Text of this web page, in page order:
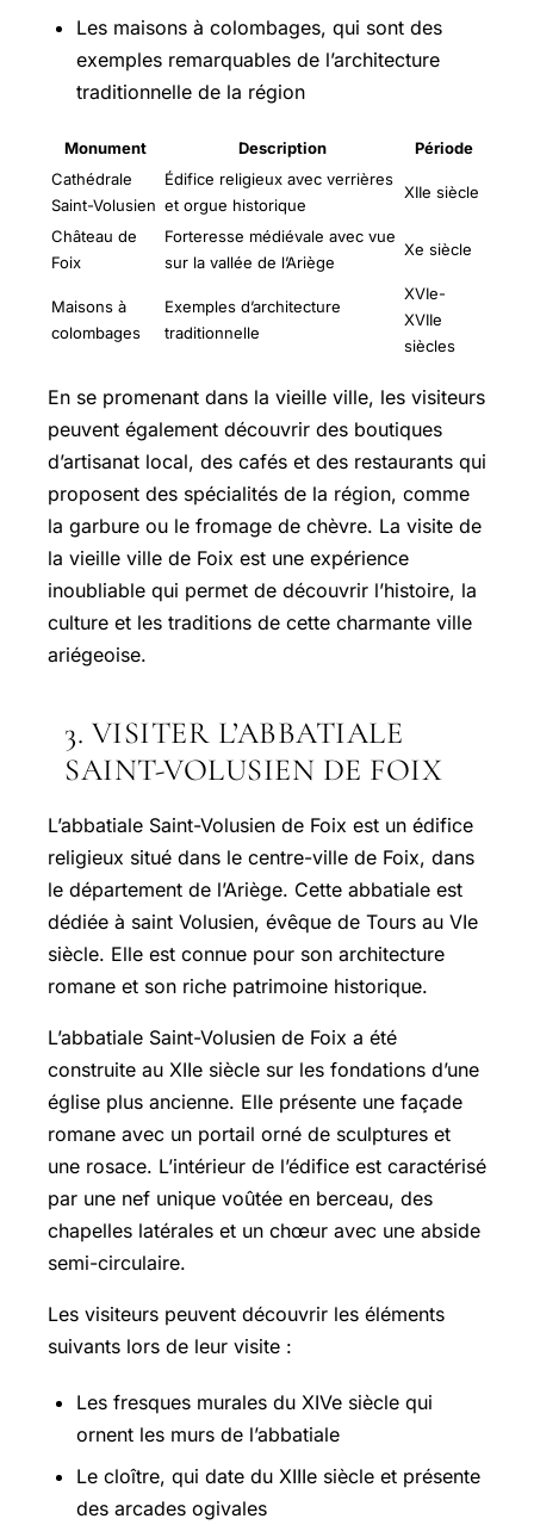
Les maisons à colombages, qui sont des
exemples remarquables de l’architecture
traditionnelle de la région
Monument Description
Période
Cathédrale
Saint-Volusien
Édifice religieux avec verrières
et orgue historique
XIIe siècle
Château de
Foix
Forteresse médiévale avec vue
sur la vallée de l’Ariège
Xe siècle
Maisons à
colombages
Exemples d’architecture
traditionnelle
XVIe-
XVIIe
siècles
En se promenant dans la vieille ville, les visiteurs
peuvent également découvrir des boutiques
d’artisanat local, des cafés et des restaurants qui
proposent des spécialités de la région, comme
la garbure ou le fromage de chèvre. La visite de
la vieille ville de Foix est une expérience
inoubliable qui permet de découvrir l’histoire, la
culture et les traditions de cette charmante ville
ariégeoise.
3. VISITER L’ABBATIALE
SAINT-VOLUSIEN DE FOIX
L’abbatiale Saint-Volusien de Foix est un édifice
religieux situé dans le centre-ville de Foix, dans
le département de l’Ariège. Cette abbatiale est
dédiée à saint Volusien, évêque de Tours au VIe
siècle. Elle est connue pour son architecture
romane et son riche patrimoine historique.
L’abbatiale Saint-Volusien de Foix a été
construite au XIIe siècle sur les fondations d’une
église plus ancienne. Elle présente une façade
romane avec un portail orné de sculptures et
une rosace. L’intérieur de l’édifice est caractérisé
par une nef unique voûtée en berceau, des
chapelles latérales et un chœur avec une abside
semi-circulaire.
Les visiteurs peuvent découvrir les éléments
suivants lors de leur visite :
Les fresques murales du XIVe siècle qui
ornent les murs de l’abbatiale
Le cloître, qui date du XIIIe siècle et présente
des arcades ogivales